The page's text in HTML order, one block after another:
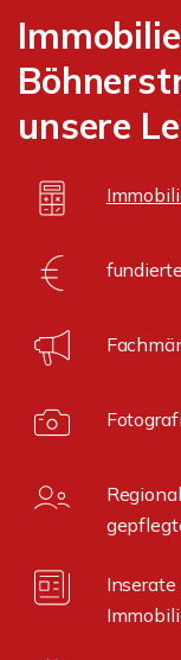
unsere
fundierte